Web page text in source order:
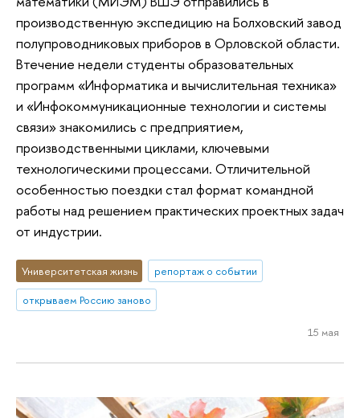
производственную экспедицию на Болховский завод
полупроводниковых приборов в Орловской области.
Втечение недели студенты образовательных
программ «Информатика и вычислительная техника»
и «Инфокоммуникационные технологии и системы
связи» знакомились с предприятием,
производственными циклами, ключевыми
технологическими процессами. Отличительной
особенностью поездки стал формат командной
работы над решением практических проектных задач
от индустрии.
Университетская жизнь
репортаж о событии
открываем Россию заново
15 мая